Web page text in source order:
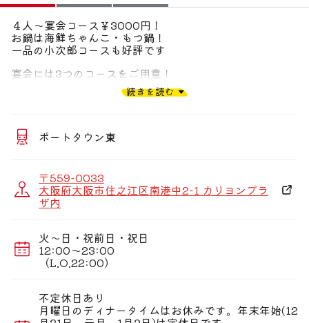
偏愛コミュニティ
投稿
偏愛記事
偏愛スポット
４人〜宴会コース￥3000円！
お鍋は海鮮ちゃんこ・もつ鍋！
一品の小次郎コースも好評です
宴会には3つのコースをご用意！
『小次郎コース』￥3,500
『名物！もつ鍋コース』￥3,000
宴会最小4名様ＯＫ！完全個室は12名様〜18名様専用で
す！
続きを読む
ポートタウン東
〒559-0033
大阪府大阪市住之江区南港中2-1 カリヨンプラ
ザ内
火〜日・祝前日・祝日
12:00〜23:00
（L.O.22:00）
不定休日あり
月曜日のディナータイムはお休みです。年末年始(12